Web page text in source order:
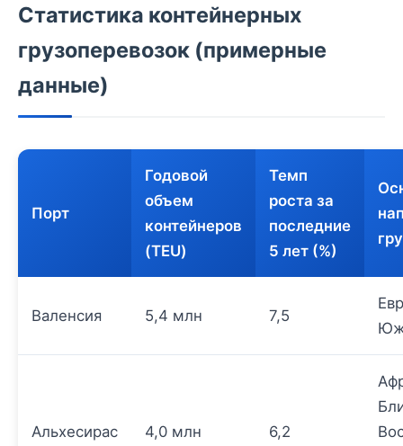
Статистика контейнерных
грузоперевозок (примерные
данные)
Порт
Годовой
объем
контейнеров
(TEU)
Темп
роста за
последние
5 лет (%)
Валенсия 5,4 млн 7,5
Альхесирас 4,0 млн 6,2